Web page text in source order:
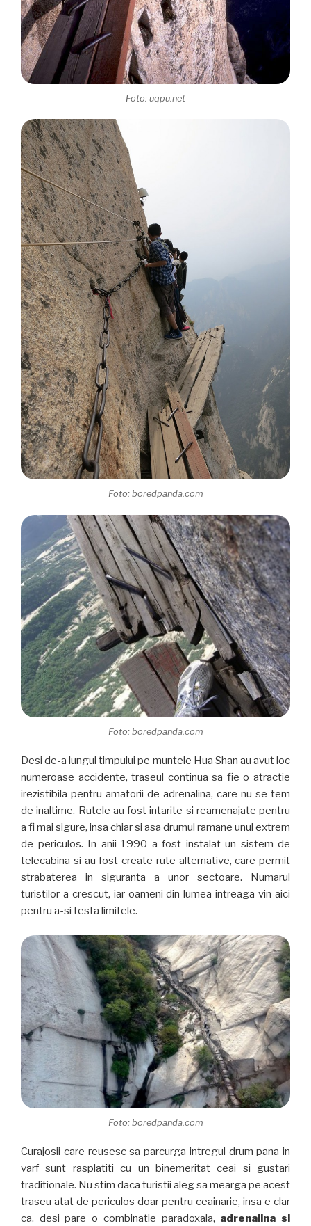
Foto: uqpu.net
Foto: boredpanda.com
Foto: boredpanda.com
Desi de-a lungul timpului pe muntele Hua Shan au avut loc
numeroase accidente, traseul continua sa fie o atractie
irezistibila pentru amatorii de adrenalina, care nu se tem
de inaltime. Rutele au fost intarite si reamenajate pentru
a fi mai sigure, insa chiar si asa drumul ramane unul extrem
de periculos. In anii 1990 a fost instalat un sistem de
telecabina si au fost create rute alternative, care permit
strabaterea in siguranta a unor sectoare. Numarul
turistilor a crescut, iar oameni din lumea intreaga vin aici
pentru a-si testa limitele.
Foto: boredpanda.com
Curajosii care reusesc sa parcurga intregul drum pana in
varf sunt rasplatiti cu un binemeritat ceai si gustari
traditionale. Nu stim daca turistii aleg sa mearga pe acest
traseu atat de periculos doar pentru ceainarie, insa e clar
ca, desi pare o combinatie paradoxala, adrenalina si